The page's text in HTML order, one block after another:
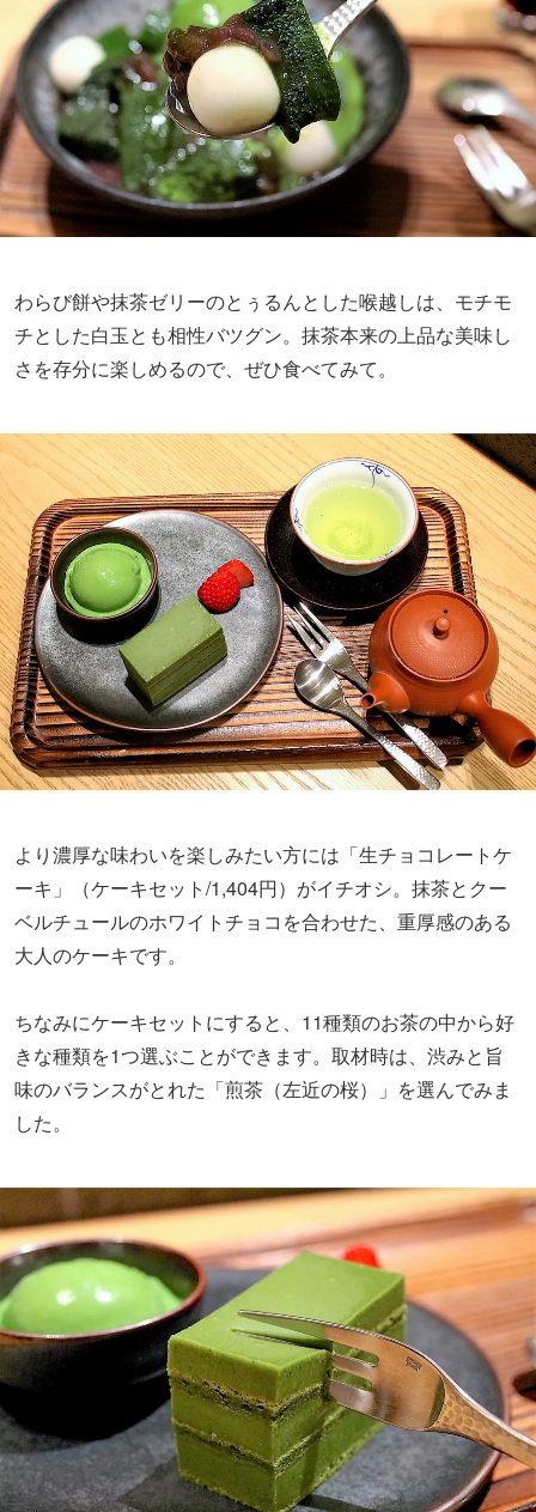
わらび餅や抹茶ゼリーのとぅるんとした喉越しは、モチモ
チとした白玉とも相性バツグン。抹茶本来の上品な美味し
さを存分に楽しめるので、ぜひ食べてみて。
より濃厚な味わいを楽しみたい方には「生チョコレートケ
ーキ」（ケーキセット/1,404円）がイチオシ。抹茶とクー
ベルチュールのホワイトチョコを合わせた、重厚感のある
大人のケーキです。
ちなみにケーキセットにすると、11種類のお茶の中から好
きな種類を1つ選ぶことができます。取材時は、渋みと旨
味のバランスがとれた「煎茶（左近の桜）」を選んでみま
した。